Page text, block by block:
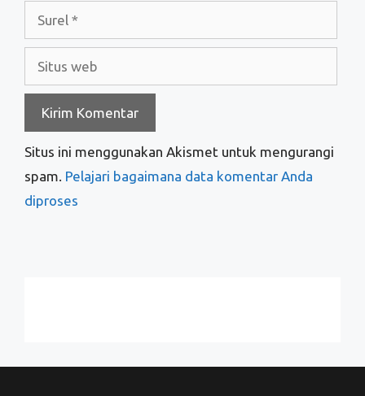
Surel
Situs
web
Situs ini menggunakan Akismet untuk mengurangi
spam. Pelajari bagaimana data komentar Anda
diproses